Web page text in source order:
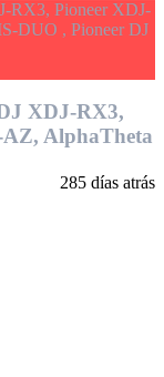
XDJ-RX3,
AlphaTheta
285 días atrás